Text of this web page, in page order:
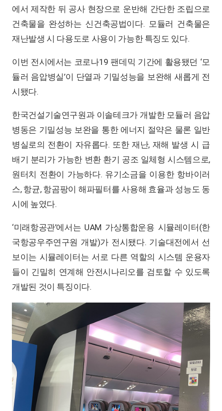
에서 제작한 뒤 공사 현장으로 운반해 간단한 조립으로
건축물을 완성하는 신건축공법이다. 모듈러 건축물은
재난발생 시 다용도로 사용이 가능한 특징도 있다.
이번 전시에서는 코로나19 팬데믹 기간에 활용됐던 ‘모
듈러 음압병실’이 단열과 기밀성능을 보완해 새롭게 전
시됐다.
한국건설기술연구원과 이솔테크가 개발한 모듈러 음압
병동은 기밀성능 보완을 통한 에너지 절약은 물론 일반
병실로의 전환이 자유롭다. 또한 재난, 재해 발생 시 급
배기 분리가 가능한 변환 환기 공조 일체형 시스템으로,
원터치 전환이 가능하다. 유기소금을 이용한 항바이러
스, 항균, 항곰팡이 해파필터를 사용해 효율과 성능도 동
시에 높였다.
‘미래항공관’에서는 UAM 가상통합운용 시뮬레이터(한
국항공우주연구원 개발)가 전시됐다. 기술대전에서 선
보이는 시뮬레이터는 서로 다른 역할의 시스템 운용자
들이 긴밀히 연계해 안전시나리오를 검토할 수 있도록
개발된 것이 특징이다.